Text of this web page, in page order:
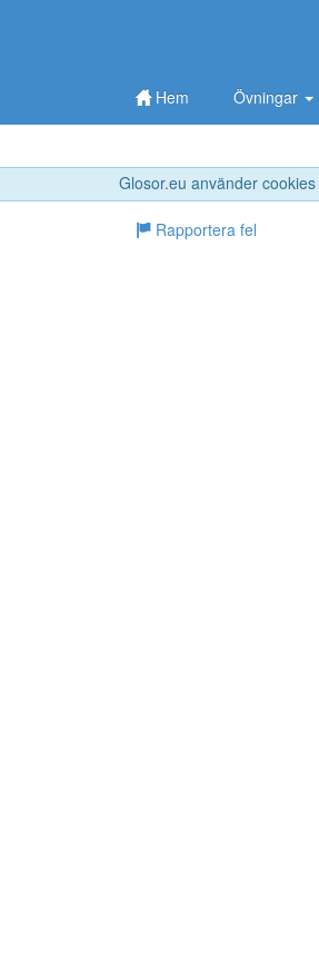
Glosor.eu använder
Hem Övningar
Rapportera fel